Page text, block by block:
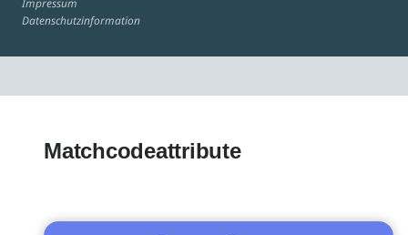
Impressum
Datenschutzinformation
Matchcodeattribute